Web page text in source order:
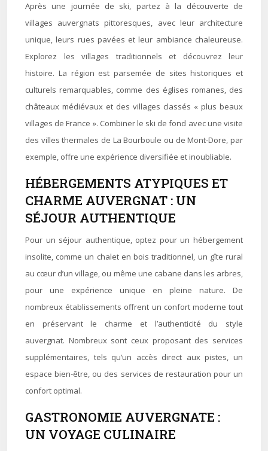
Après une journée de ski, partez à la découverte de
villages auvergnats pittoresques, avec leur architecture
unique, leurs rues pavées et leur ambiance chaleureuse.
Explorez les villages traditionnels et découvrez leur
histoire. La région est parsemée de sites historiques et
culturels remarquables, comme des églises romanes, des
châteaux médiévaux et des villages classés « plus beaux
villages de France ». Combiner le ski de fond avec une visite
des villes thermales de La Bourboule ou de Mont-Dore, par
exemple, offre une expérience diversifiée et inoubliable.
HÉBERGEMENTS ATYPIQUES ET
CHARME AUVERGNAT : UN
SÉJOUR AUTHENTIQUE
Pour un séjour authentique, optez pour un hébergement
insolite, comme un chalet en bois traditionnel, un gîte rural
au cœur d’un village, ou même une cabane dans les arbres,
pour une expérience unique en pleine nature. De
nombreux établissements offrent un confort moderne tout
en préservant le charme et l’authenticité du style
auvergnat. Nombreux sont ceux proposant des services
supplémentaires, tels qu’un accès direct aux pistes, un
espace bien-être, ou des services de restauration pour un
confort optimal.
GASTRONOMIE AUVERGNATE :
UN VOYAGE CULINAIRE